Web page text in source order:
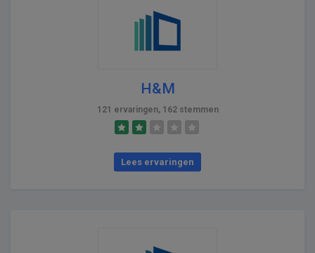
H&M
121 ervaringen, 162 stemmen
Lees ervaringen